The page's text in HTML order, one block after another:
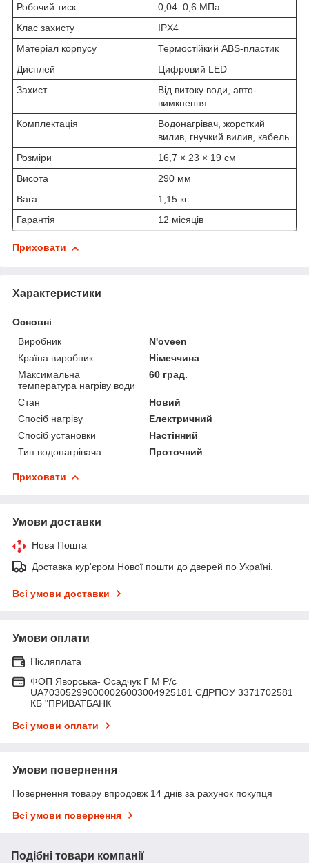
Робочий тиск
0,04–0,6 МПа
Клас захисту
IPX4
Матеріал корпусу
Термостійкий ABS-пластик
Дисплей
Цифровий LED
Захист
Від витоку води, авто-
вимкнення
Комплектація
Водонагрівач, жорсткий
вилив, гнучкий вилив, кабель
Розміри
16,7 × 23 × 19 см
Висота
290 мм
Вага
1,15 кг
Гарантія
12 місяців
Приховати
Характеристики
Основні
Виробник
N'oveen
Країна виробник
Німеччина
Максимальна
температура нагріву води
60 град.
Стан
Новий
Спосіб нагріву
Електричний
Спосіб установки
Настінний
Тип водонагрівача
Проточний
Приховати
Умови доставки
Нова Пошта
Доставка кур'єром Нової пошти до дверей по Україні.
Всі умови доставки
Умови оплати
Післяплата
ФОП Яворська- Осадчук Г М Р/c
UA703052990000026003004925181 ЄДРПОУ 3371702581
КБ "ПРИВАТБАНК
Всі умови оплати
Умови повернення
Повернення товару впродовж 14 днів за рахунок покупця
Всі умови повернення
Подібні товари компанії